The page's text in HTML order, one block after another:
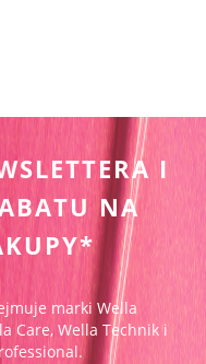
I
NA
marki Wella
Care, Wella Technik i